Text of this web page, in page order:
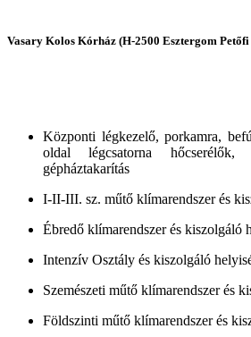
Vasary Kolos Kórház (H-2500 Esztergom
Központi légkezelő, porkamra,
oldal légcsatorna hőcserélők,
gépháztakarítás
I-II-III. sz. műtő klímarendszer és
Ébredő klímarendszer és kiszolgáló
Intenzív Osztály és kiszolgáló
Szemészeti műtő klímarendszer és
Földszinti műtő klímarendszer és